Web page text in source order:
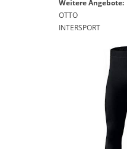
Weitere Angebote:
OTTO
INTERSPORT